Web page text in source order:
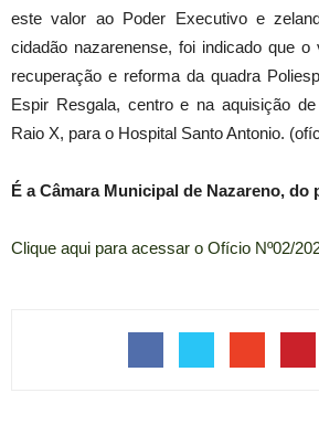
este valor ao Poder Executivo e
cidadão nazarenense, foi indicado que
recuperação e reforma da quadra
Espir Resgala, centro e na aquisição
Raio X, para o Hospital Santo Antonio.
É a Câmara Municipal de Nazareno, do
Clique aqui para acessar o Ofício Nº02/